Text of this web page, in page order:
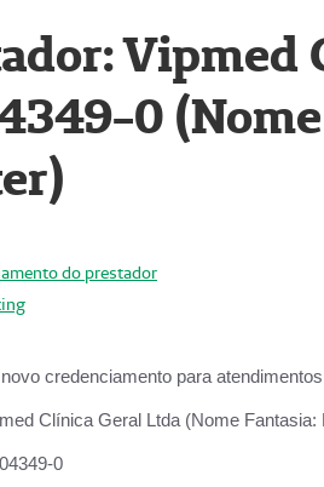
Vipmed
0
do prestador
credenciamento para
Clínica Geral Ltda (Nome Fantasia:
0